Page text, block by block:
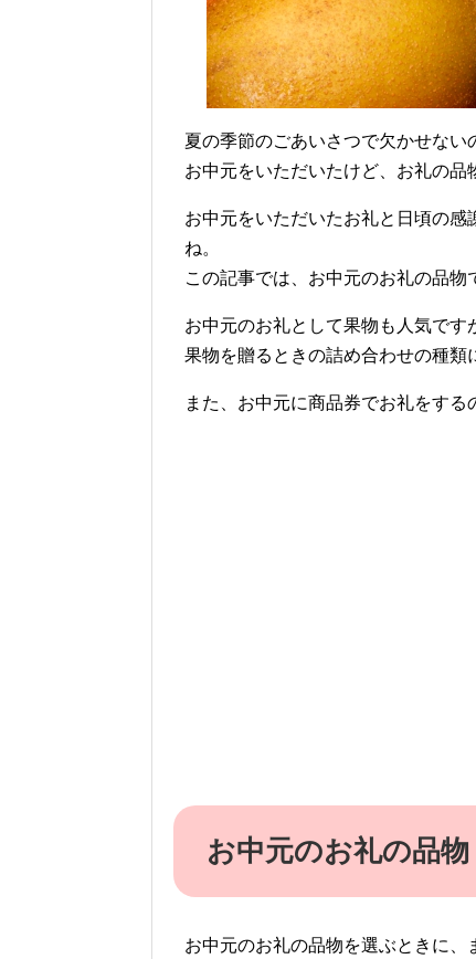
夏の季節のごあいさつで欠かせない
お中元をいただいたけど、お礼の品
お中元をいただいたお礼と日頃の
ね。
この記事では、お中元のお礼の品物
お中元のお礼として果物も人気です
果物を贈るときの詰め合わせの種類
また、お中元に商品券でお礼をする
お中元のお礼の品
お中元のお礼の品物を選ぶときに、